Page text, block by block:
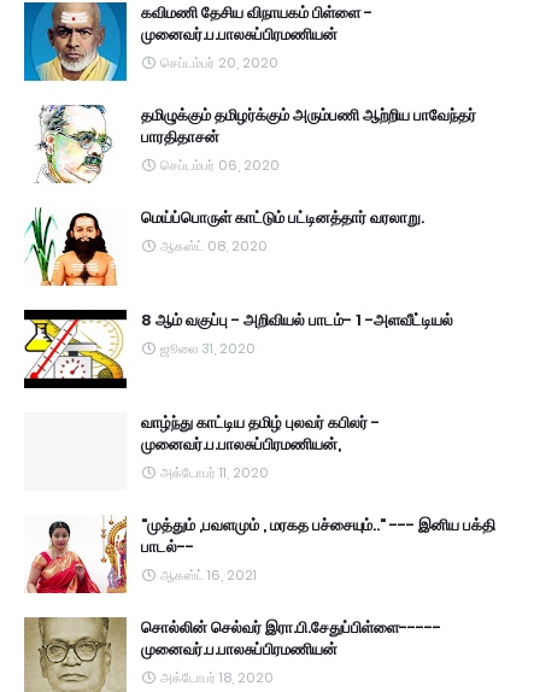
கவிமணி தேசிய விநாயகம் பிள்ளை -
முனைவர்.ப.பாலசுப்பிரமணியன்
செப்டம்பர் 20, 2020
தமிழுக்கும் தமிழர்க்கும் அரும்பணி ஆற்றிய பாவேந்தர்
பாரதிதாசன்
செப்டம்பர் 06, 2020
மெய்ப்பொருள் காட்டும் பட்டினத்தார் வரலாறு.
ஆகஸ்ட் 08, 2020
8 ஆம் வகுப்பு - அறிவியல் பாடம்- 1 -அளவீட்டியல்
ஜூலை 31, 2020
வாழ்ந்து காட்டிய தமிழ் புலவர் கபிலர் -
முனைவர்.ப.பாலசுப்பிரமணியன்,
அக்டோபர் 11, 2020
"முத்தும் ,பவளமும் , மரகத பச்சையும்.." --- இனிய பக்தி
பாடல்--
ஆகஸ்ட் 16, 2021
சொல்லின் செல்வர் இரா.பி.சேதுப்பிள்ளை-----
முனைவர்.ப.பாலசுப்பிரமணியன்
அக்டோபர் 18, 2020